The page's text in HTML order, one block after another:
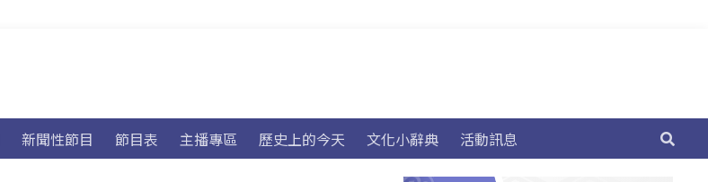
新聞性節目 節目表 主播專區 歷史上的今天 文化小辭典 活動訊息